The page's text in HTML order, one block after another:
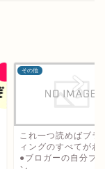
その他
これ一つ読めばブラ
ィングのすべてがわ
●ブロガーの自分ブ